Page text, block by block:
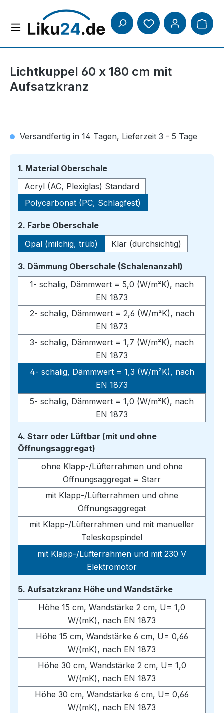
Zum Hauptinhalt springen
Lichtkuppel 60 x 180 cm mit
Aufsatzkranz
Versandfertig in 14 Tagen, Lieferzeit 3 - 5 Tage
1. Material Oberschaleauswählen
Acryl (AC, Plexiglas) Standard
Polycarbonat (PC, Schlagfest)
2. Farbe Oberschaleauswählen
Opal (milchig, trüb)
Klar (durchsichtig)
3. Dämmung Oberschale (Schalenanzahl)
1- schalig, Dämmwert = 5,0 (W/m²K), nach
EN 1873
2- schalig, Dämmwert = 2,6 (W/m²K), nach
EN 1873
3- schalig, Dämmwert = 1,7 (W/m²K), nach
EN 1873
4- schalig, Dämmwert = 1,3 (W/m²K), nach
EN 1873
5- schalig, Dämmwert = 1,0 (W/m²K), nach
EN 1873
4. Starr oder Lüftbar (mit und ohne
Öffnungsaggregat)
ohne Klapp-/Lüfterrahmen und ohne
Öffnungsaggregat = Starr
mit Klapp-/Lüfterrahmen und ohne
Öffnungsaggregat
mit Klapp-/Lüfterrahmen und mit manueller
Teleskopspindel
mit Klapp-/Lüfterrahmen und mit 230 V
Elektromotor
5. Aufsatzkranz Höhe und Wandstärkeauswählen
Höhe 15 cm, Wandstärke 2 cm, U= 1,0
W/(mK), nach EN 1873
Höhe 15 cm, Wandstärke 6 cm, U= 0,66
W/(mK), nach EN 1873
Höhe 30 cm, Wandstärke 2 cm, U= 1,0
W/(mK), nach EN 1873
Höhe 30 cm, Wandstärke 6 cm, U= 0,66
W/(mK), nach EN 1873